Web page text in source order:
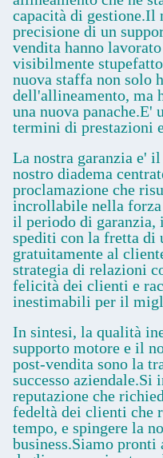
capacità di gestione.Il
precisione di un
vendita hanno
visibilmente
nuova staffa non solo
dell'allineamento, ma
una nuova panache.E'
termini di prestazioni
La nostra garanzia e'
nostro diadema
proclamazione che
incrollabile nella
il periodo di garanzia,
spediti con la fretta di
gratuitamente al
strategia di relazioni
felicità dei clienti e
inestimabili per il
In sintesi, la qualità
supporto motore e il
post-vendita sono la
successo aziendale.Si
reputazione che
fedeltà dei clienti che
tempo, e spingere la
business.Siamo